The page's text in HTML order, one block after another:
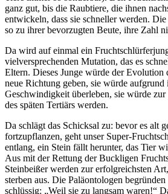
ganz gut, bis die Raubtiere, die ihnen
entwickeln, dass sie schneller werden.
so zu ihrer bevorzugten Beute, ihre Zahl
Da wird auf einmal ein
vielversprechenden Mutation, das es
Eltern. Dieses Junge würde der Evolution
neue Richtung geben, sie würde aufgrund
Geschwindigkeit überleben, sie würde zur
des späten Tertiärs werden.
Da schlägt das Schicksal zu: bevor es alt
fortzupflanzen, geht unser Super-
entlang, ein Stein fällt herunter, das Tier
Aus mit der Rettung der Buckligen
Steinbeißer werden zur erfolgreichsten
sterben aus. Die Paläontologen begründen
schlüssig: „Weil sie zu langsam waren!“